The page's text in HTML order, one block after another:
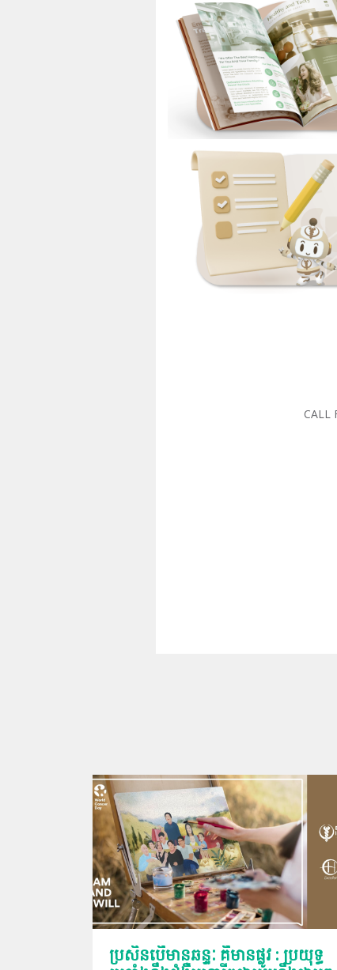
CALL
ប្រសិនបើមានឆន្ទៈ គឺមានផ្លូវ : ប្រយុទ្ធ